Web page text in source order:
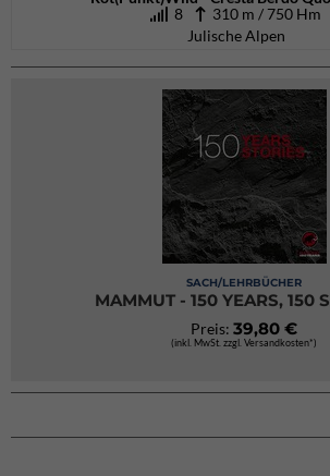
8
310 m / 750 Hm
Julische Alpen
SACH/LEHRBÜCHER
MAMMUT - 150 YEARS, 150
Preis: 39,80 €
(inkl. MwSt. zzgl. Versandkosten*)